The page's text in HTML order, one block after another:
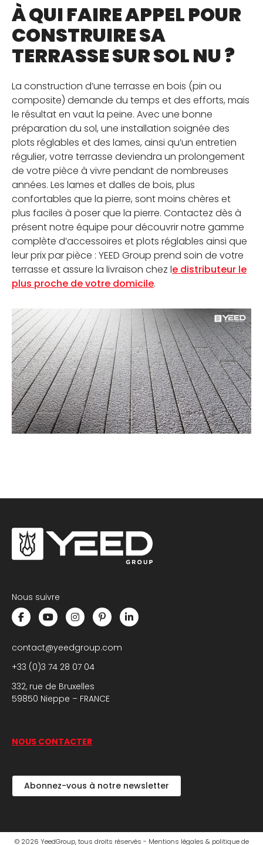
À QUI FAIRE APPEL POUR
CONSTRUIRE SA
TERRASSE SUR SOL NU ?
La construction d’une terrasse en bois (pin ou
composite) demande du temps et des efforts, mais
le résultat en vaut la peine. Avec une bonne
préparation du sol, une installation soignée des
plots réglables et des lames, ainsi qu’un entretien
régulier, votre terrasse deviendra un prolongement
de votre pièce à vivre pendant de nombreuses
années. Les lames et dalles de bois, plus
confortables que la pierre, sont moins chères et
plus faciles à poser que la pierre. Contactez dès à
présent notre équipe pour découvrir notre gamme
complète d’accessoires et plots réglables ainsi que
leur prix par pièce : YEED Group prend soin de votre
terrasse et assure la livraison chez le distributeur le
plus proche de votre domicile.
Nous suivre
contact@yeedgroup.com
+33 (0)3 74 28 07 04
332, rue de Bruxelles
59850 Nieppe – FRANCE
NOUS CONTACTER
Abonnez-vous à notre newsletter
© 2026 YeedGroup, tous droits réservés - Mentions légales & politique de